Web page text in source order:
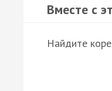
Вместе с
Найдите